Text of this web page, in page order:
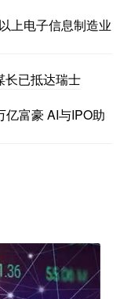
上电子信息制造业
长已抵达瑞士
富豪 AI与IPO助